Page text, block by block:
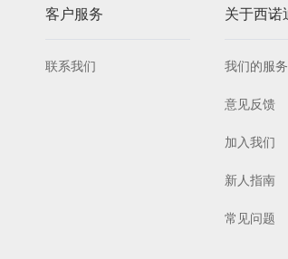
客户服务
联系我们
关于西诺
我们的服务
意见反馈
加入我们
新人指南
常见问题